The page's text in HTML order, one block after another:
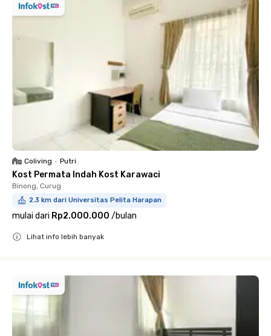
Coliving • Putri
Kost Permata Indah Kost Karawaci
Binong, Curug
2.3 km dari Universitas Pelita Harapan
mulai dari Rp2.000.000 /bulan
Lihat info lebih banyak